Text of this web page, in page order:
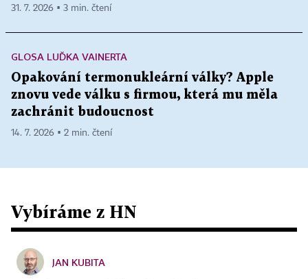
31. 7. 2026 ▪ 3 min. čtení
GLOSA LUĎKA VAINERTA
Opakování termonukleární války? Apple
znovu vede válku s firmou, která mu měla
zachránit budoucnost
14. 7. 2026 ▪ 2 min. čtení
Vybíráme z HN
JAN KUBITA